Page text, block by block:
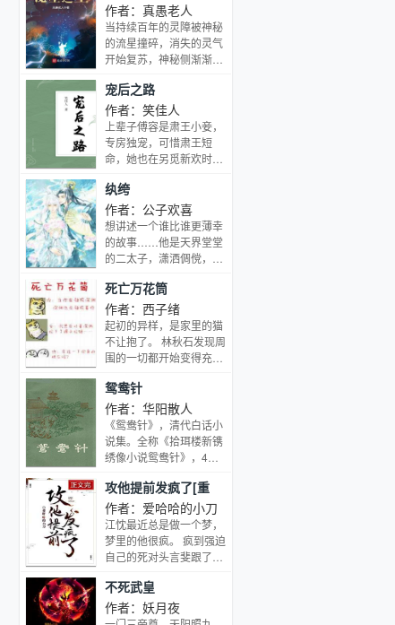
作者：真愚老人
当持续百年的灵障被神秘
的流星撞碎，消失的灵气
开始复苏，神秘侧渐渐恢
超凡生物、诡秘的传说、
异域的魔神旧秩序轰隆倒
塌，新生的秩序却混乱而
迷茫。 在这一场前所未有
的变革即将来临之际，唐
变成了一个低劣的痛苦魔
鬼，而且被挂在了十字架
上 PS：此文为类似近现
代美国背景，都市神秘侧
风格。
宠后之路
作者：笑佳人
上辈子傅容是肃王小妾，
专房独宠，可惜肃王短
命，她也在另觅新欢时重
好啊，这回定要挑最好的
男人嫁掉。谁料肃王突然
缠了上来，动手动脚就算
了，还..
纨绔
作者：公子欢喜
想讲述一个谁比谁更薄幸
的故事……他是天界堂堂
的二太子，潇洒倜傥，风
无往不利，旧人未去，新
人就已在怀，踩碎了一地
真心来寻他的欢娱。眼前
这个冷情的狐王想来也不
例外，只要几句甜言蜜语
要看看，这张冷漠的面孔
底下到底藏着怎样的艳
色。狐狸，不就应该是个
妖媚的样子吗？他是狐族
高傲冷漠的王，寡言少
语，连亲生弟弟也不愿亲
近他。狼王的酒宴上是谁
大胆地说了一句：「狐王
才是真绝色。」他瞇起眼
仔细打量着眼前笑得一脸
温柔深情的男子。原来是
他，众人皆知的风流太
子。心中不由暗暗冷笑。
狐狸，是冷静而奸诈的。
同样不懂相思的两个人，
死亡万花筒
作者：西子绪
起初的异样，是家里的猫
不让抱了。 林秋石发现周
围的一切都开始变得充满
天，当他推开家中的门，
却发现熟悉的楼道变成了
长长的走廊。 走廊的两
头，是十二扇一模一样的
铁门。 故事由此开始。
凝视深渊时，深渊也在凝
视着你。 林秋石听后陷入
沉思，然后对着深渊拉下
了裤子拉链…… 阮南烛：
“……你把裤子给我好好
穿上！” 不皮会死病娇攻X
一起皮的沉稳受，双皮奶
组合，灵异风格升级流。
鸳鸯针
作者：华阳散人
《鸳鸯针》，清代白话小
说集。全称《拾珥楼新镌
绣像小说鸳鸯针》，4
珥楼”为“抬珥楼”。题“华
阳散人编辑、蚓天居士批
阅”，卷首有序，后署“独
醒道人漫识于蚓天斋”。
残存第一卷。
攻他提前发疯了[重
生]
作者：爱哈哈的小刀
江忱最近总是做一个梦，
梦里的他很疯。 疯到强迫
自己的死对头言斐跟了他
了艘船顺带着把自己也给
烧死了。 江家人觉得江忱
最近很不对劲，动不动就
不死武皇
作者：妖月夜